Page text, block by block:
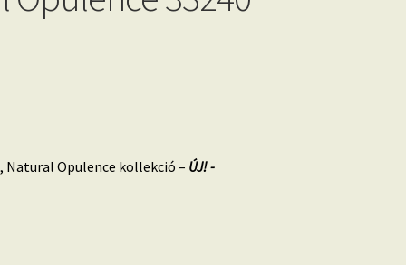
Natural Opulence kollekció – ÚJ! -